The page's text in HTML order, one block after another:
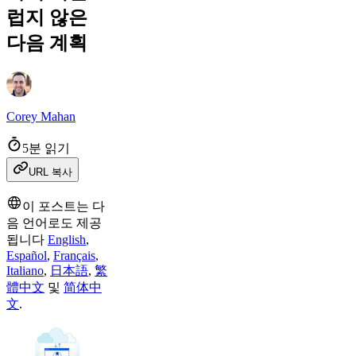
럽지 않은
다음 계획
Corey Mahan
5분 읽기
URL 복사
이 포스트는 다
음 언어로도 제공
됩니다 English,
Español, Français,
Italiano, 日本語, 繁
體中文 및 简体中
文.